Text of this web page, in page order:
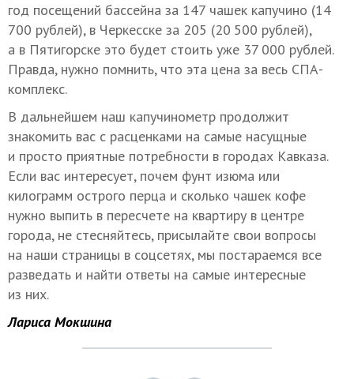
год посещений бассейна за 147 чашек капучино (14
700 рублей), в Черкесске за 205 (20 500 рублей),
а в Пятигорске это будет стоить уже 37 000 рублей.
Правда, нужно помнить, что эта цена за весь СПА-
комплекс.
В дальнейшем наш капучинометр продолжит
знакомить вас с расценками на самые насущные
и просто приятные потребности в городах Кавказа.
Если вас интересует, почем фунт изюма или
килограмм острого перца и сколько чашек кофе
нужно выпить в пересчете на квартиру в центре
города, не стесняйтесь, присылайте свои вопросы
на наши страницы в соцсетях, мы постараемся все
разведать и найти ответы на самые интересные
из них.
Лариса Мокшина